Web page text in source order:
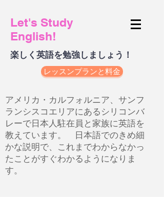
Let's Study
English!
楽しく英語を勉強しましょう！
レッスンプランと料金
アメリカ・カルフォルニア、サンフ
ランシスコエリアにあるシリコンバ
レーで日本人駐在員と家族に英語を
教えています。 日本語でのきめ細
かな説明で、これまでわからなかっ
たことがすぐわかるようになりま
す。